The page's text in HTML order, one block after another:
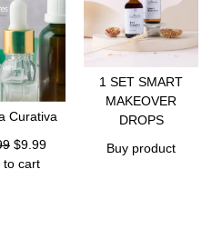
Curativa
$9.99
to cart
1 SET SMART
MAKEOVER
DROPS
Buy product